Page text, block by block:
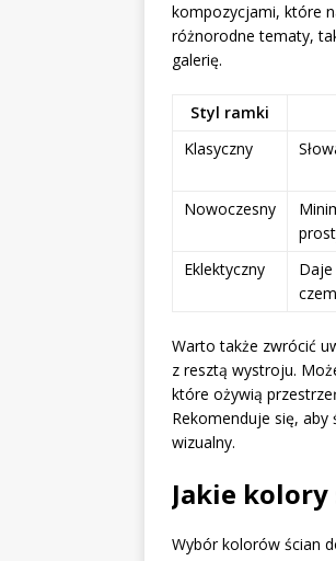
kompozycjami, które
różnorodne tematy,
galerię.
Styl ramki
Klasyczny
Nowoczesny
Eklektyczny
Warto także zwrócić
z resztą wystroju.
które ożywią
Rekomenduje się,
wizualny.
Jakie
Wybór kolorów ścian